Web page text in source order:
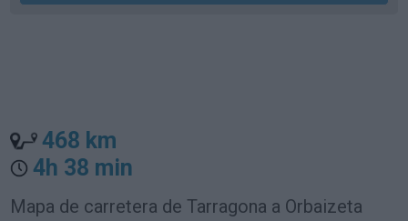
468 km
4h 38 min
Mapa de carretera de Tarragona a Orbaizeta